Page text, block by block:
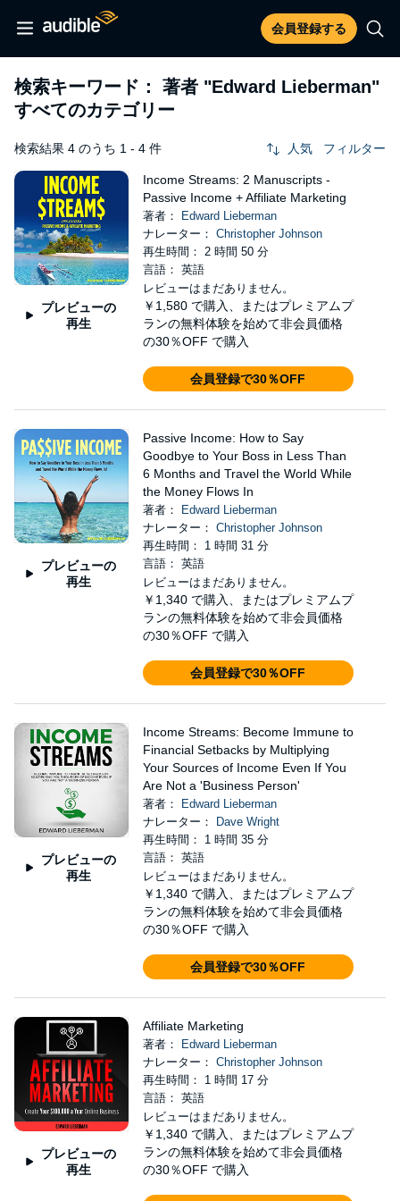
会員登録する
検索キーワード： 著者 "Edward Lieberman"
すべてのカテゴリー
検索結果 4 のうち 1 - 4 件 人気 フィルター
プレビューの
再生
Income Streams: 2 Manuscripts -
Passive Income + Affiliate Marketing
著者：
Edward Lieberman
ナレーター： Christopher Johnson
再生時間： 2 時間 50 分
言語： 英語
レビューはまだありません。
￥1,580 で購入、またはプレミアムプ
ランの無料体験を始めて非会員価格
の30％OFF で購入
会員登録で30％OFF
プレビューの
再生
Passive Income: How to Say
Goodbye to Your Boss in Less Than
6 Months and Travel the World While
the Money Flows In
著者：
Edward Lieberman
ナレーター： Christopher Johnson
再生時間： 1 時間 31 分
言語： 英語
レビューはまだありません。
￥1,340 で購入、またはプレミアムプ
ランの無料体験を始めて非会員価格
の30％OFF で購入
会員登録で30％OFF
プレビューの
再生
Income Streams: Become Immune to
Financial Setbacks by Multiplying
Your Sources of Income Even If You
Are Not a 'Business Person'
著者：
Edward Lieberman
ナレーター：
Dave Wright
再生時間： 1 時間 35 分
言語： 英語
レビューはまだありません。
￥1,340 で購入、またはプレミアムプ
ランの無料体験を始めて非会員価格
の30％OFF で購入
会員登録で30％OFF
プレビューの
再生
Affiliate Marketing
著者：
Edward Lieberman
ナレーター： Christopher Johnson
再生時間： 1 時間 17 分
言語： 英語
レビューはまだありません。
￥1,340 で購入、またはプレミアムプ
ランの無料体験を始めて非会員価格
の30％OFF で購入